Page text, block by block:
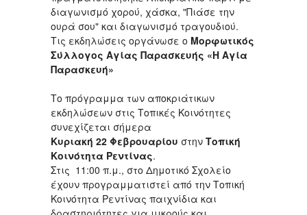
διαγωνισμό χορού, χάσκα, "Πιάσε την
ουρά σου" και διαγωνισμό τραγουδιού.
Τις εκδηλώσεις οργάνωσε ο Μορφωτικός
Σύλλογος Αγίας Παρασκευής «Η Αγία
Παρασκευή»
Το πρόγραμμα των αποκριάτικων
εκδηλώσεων στις Τοπικές Κοινότητες
συνεχίζεται σήμερα
Κυριακή 22 Φεβρουαρίου στην Τοπική
Κοινότητα Ρεντίνας.
Στις 11:00 π.μ., στο Δημοτικό Σχολείο
έχουν προγραμματιστεί από την Τοπική
Κοινότητα Ρεντίνας παιχνίδια και